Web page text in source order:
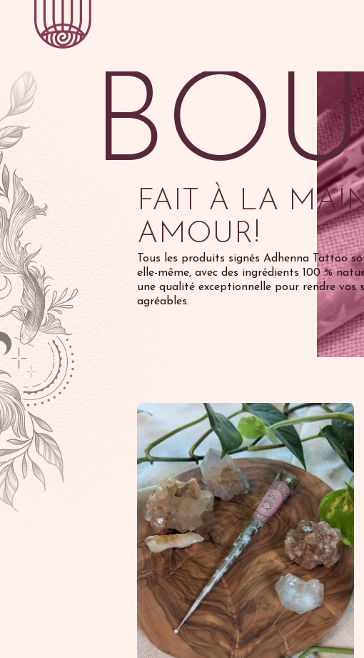
BOU
FAIT À LA
AMOUR!
Tous les produits signés Adhenna Tattoo
elle-même, avec des ingrédients 100 %
une qualité exceptionnelle pour rendre vos
agréables.